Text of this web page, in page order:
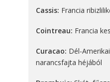
Cassis: Francia
Cointreau: Francia
Curacao: Dél-
narancsfajta héjából